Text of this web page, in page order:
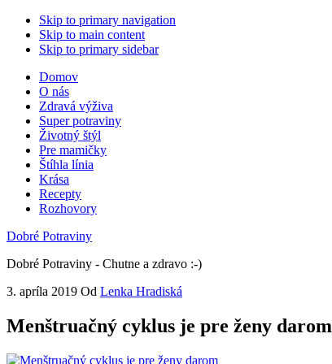
Skip to primary navigation
Skip to main content
Skip to primary sidebar
Domov
O nás
Zdravá výživa
Super potraviny
Životný štýl
Pre mamičky
Štíhla línia
Krása
Recepty
Rozhovory
Dobré Potraviny
Dobré Potraviny - Chutne a zdravo :-)
3. apríla 2019 Od Lenka Hradiská
Menštruačný cyklus je pre ženy darom